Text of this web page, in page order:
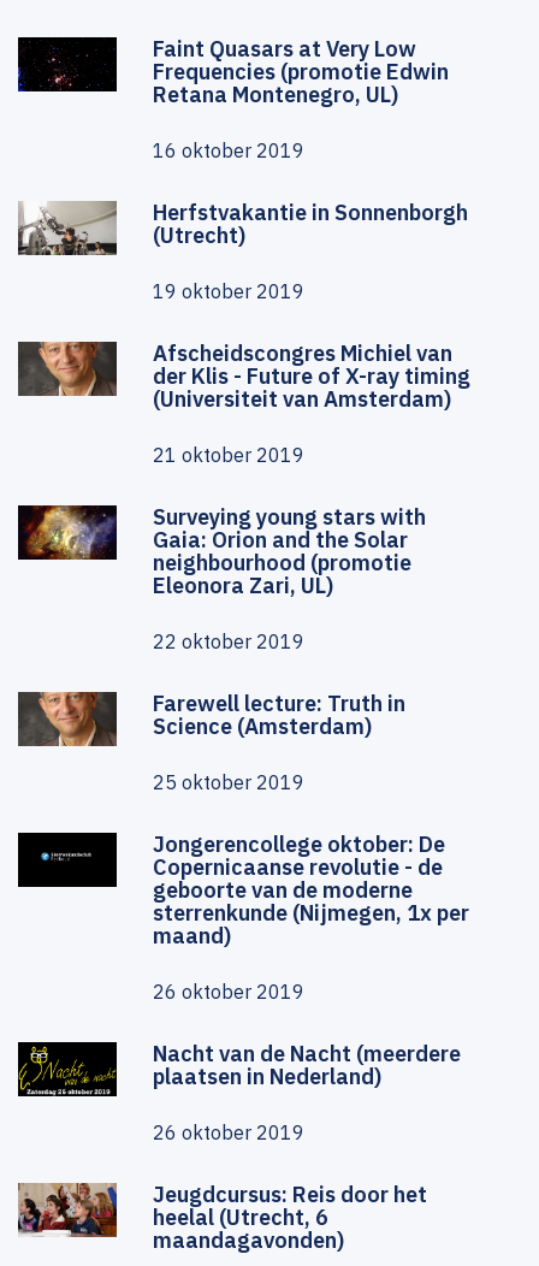
Faint Quasars at Very Low
Frequencies (promotie Edwin
Retana Montenegro, UL)
16 oktober 2019
Herfstvakantie in Sonnenborgh
(Utrecht)
19 oktober 2019
Afscheidscongres Michiel van
der Klis - Future of X-ray timing
(Universiteit van Amsterdam)
21 oktober 2019
Surveying young stars with
Gaia: Orion and the Solar
neighbourhood (promotie
Eleonora Zari, UL)
22 oktober 2019
Farewell lecture: Truth in
Science (Amsterdam)
25 oktober 2019
Jongerencollege oktober: De
Copernicaanse revolutie - de
geboorte van de moderne
sterrenkunde (Nijmegen, 1x per
maand)
26 oktober 2019
Nacht van de Nacht (meerdere
plaatsen in Nederland)
26 oktober 2019
Jeugdcursus: Reis door het
heelal (Utrecht, 6
maandagavonden)